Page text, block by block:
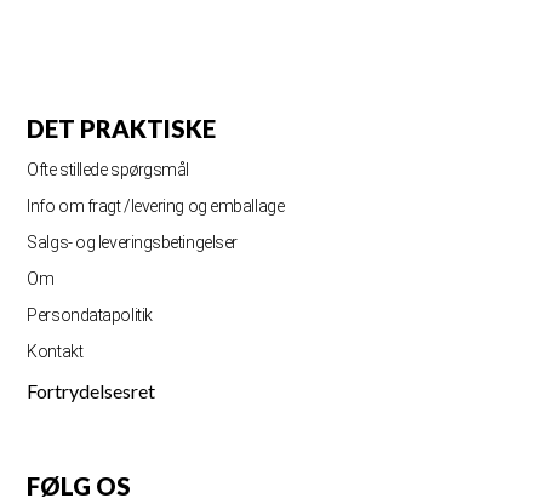
DET PRAKTISKE
Ofte stillede spørgsmål
Info om fragt /levering og emballage
Salgs- og leveringsbetingelser
Om
Persondatapolitik
Kontakt
Fortrydelsesret
FØLG OS